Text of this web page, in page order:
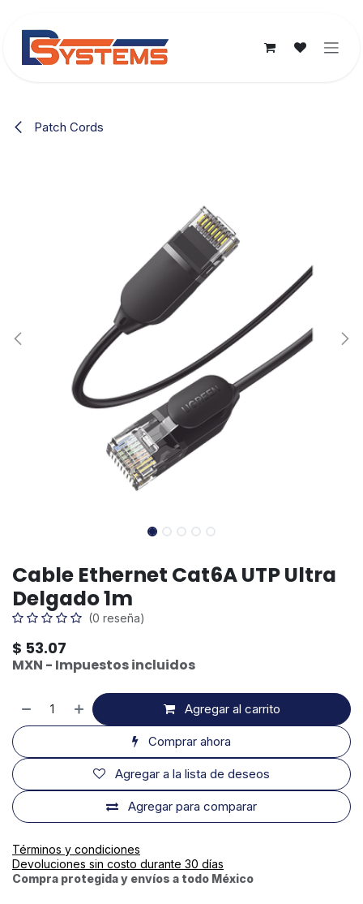
Patch Cords
Cable Ethernet Cat6A UTP Ultra
Delgado 1m
(0 reseña)
$ 53.07
MXN - Impuestos incluidos
Agregar al carrito
Comprar ahora
Agregar para comparar
Agregar a la lista de deseos
Términos y condiciones
Devoluciones sin costo durante 30 días
Compra protegida y envíos a todo México